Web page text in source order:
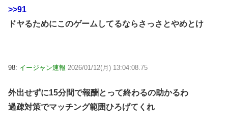
>>91
ドヤるためにこのゲームしてるならさっさとやめとけ
98: イージャン速報 2026/01/12(月) 13:04:08.75
外出せずに15分間で報酬とって終わるの助かるわ
過疎対策でマッチング範囲ひろげてくれ